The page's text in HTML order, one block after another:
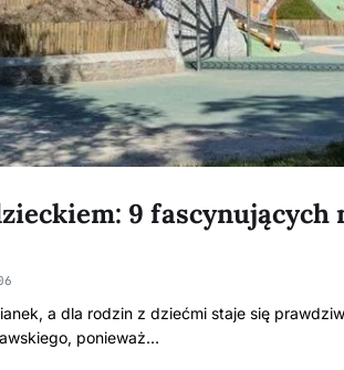
9 fascynujących
a dla rodzin z dziećmi staje się
ponieważ…